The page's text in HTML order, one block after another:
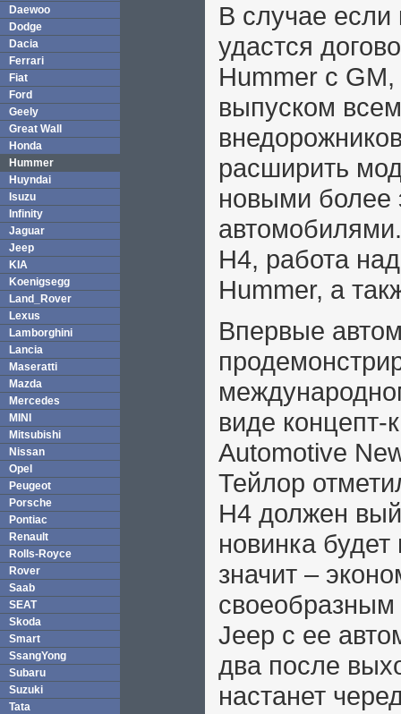
Daewoo
Dodge
Dacia
Ferrari
Fiat
Ford
Geely
Great Wall
Honda
Hummer
Huyndai
Isuzu
Infinity
Jaguar
Jeep
KIA
Koenigsegg
Land_Rover
Lexus
Lamborghini
Lancia
Maseratti
Mazda
Mercedes
MINI
Mitsubishi
Nissan
Opel
Peugeot
Porsche
Pontiac
Renault
Rolls-Royce
Rover
Saab
SEAT
Skoda
Smart
SsangYong
Subaru
Suzuki
Tata
В случае если
удастся
Hummer с
выпуском
расширить
новыми более
H4, работа
Hummer, а
Впервые
виде
Automotive
Тейлор
H4 должен
новинка
значит –
своеобразным
Jeep с ее
два после
настанет